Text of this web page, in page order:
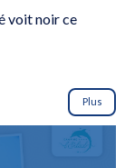
voit noir ce
Plus